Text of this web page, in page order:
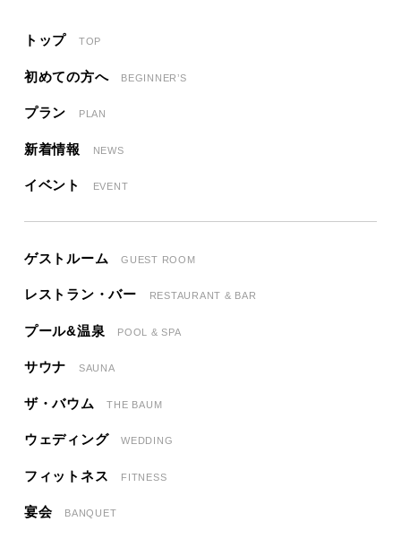
トップ TOP
初めての方へ BEGINNER’S
プラン PLAN
新着情報 NEWS
イベント EVENT
ゲストルーム GUEST ROOM
レストラン・バー RESTAURANT & BAR
プール&温泉 POOL & SPA
サウナ SAUNA
ザ・バウム THE BAUM
ウェディング WEDDING
フィットネス FITNESS
宴会 BANQUET